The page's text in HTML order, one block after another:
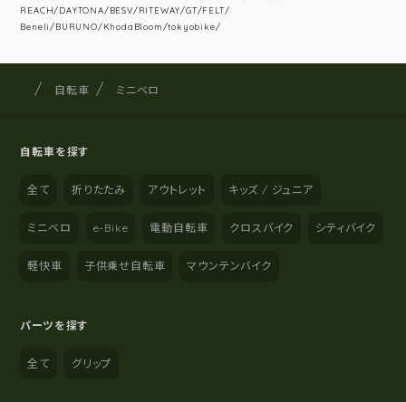
REACH/DAYTONA/BESV/RITEWAY/GT/FELT/
Beneli/BURUNO/KhodaBloom/tokyobike/
サイト内の現在地
サイクルショップナカゴヤ
自転車 ミニベロ
自転車を探す
全て 折りたたみ アウトレット キッズ / ジュニア
ミニベロ e-Bike 電動自転車 クロスバイク シティバイク
軽快車 子供乗せ自転車 マウンテンバイク
パーツを探す
全て グリップ